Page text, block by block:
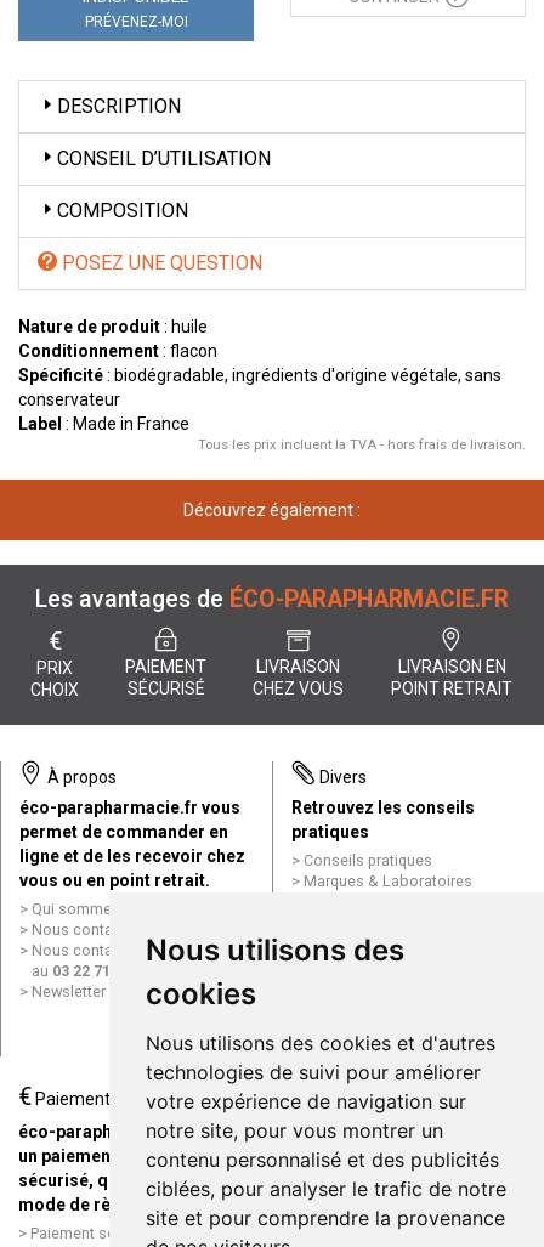
Nous utilisons des
cookies
Nous utilisons des cookies et d'autres
technologies de suivi pour améliorer
votre expérience de navigation sur
notre site, pour vous montrer un
contenu personnalisé et des publicités
ciblées, pour analyser le trafic de notre
site et pour comprendre la provenance
PRÉVENEZ-MOI
DESCRIPTION
CONSEIL D’UTILISATION
COMPOSITION
POSEZ UNE QUESTION
Nature de produit: huile
Conditionnement: flacon
Spécificité: biodégradable, ingrédients d'origine végétale, sans
conservateur
Label : Made in France
Tous les prix incluent la TVA - hors frais de livraison.
Découvrez également :
Les avantages de ÉCO-PARAPHARMACIE.FR
€
PRIX
CHOIX
PAIEMENT
SÉCURISÉ
LIVRAISON
CHEZ VOUS
LIVRAISON EN
POINT RETRAIT
À propos
éco-parapharmacie.fr vous
permet de commander en
ligne et de les recevoir chez
vous ou en point retrait.
Qui sommes nous ?
Nous contacter par e-mail
Nous contacter par téléphone
au 03 22 71 64 10
Newsletter
Divers
Retrouvez les conseils
pratiques
Conseils pratiques
Marques & Laboratoires
Mentions légales
Données personnelles
ligne
€ Paiement
éco-parapharmacie.fr offre
un paiement entièrement
sécurisé, quel que soit le
mode de règlement
Paiement sécurisé et simple
Livraison / Point retrait
Commandez en ligne et
recevez votre commande
rapidement chez vous ou en
point retrait
Livraison chez vous ou en